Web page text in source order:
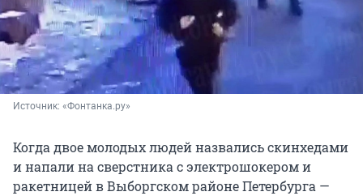
Источник: «Фонтанка.ру»
Когда двое молодых людей назвались скинхедами
и напали на сверстника с электрошокером и
ракетницей в Выборгском районе Петербурга —